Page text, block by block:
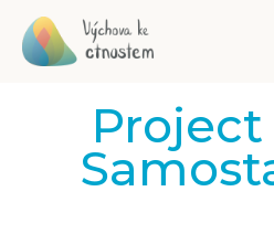
Project